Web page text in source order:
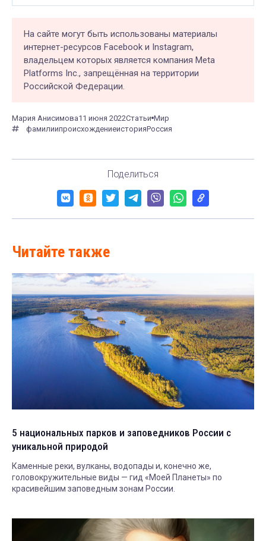
На сайте могут быть использованы материалы
интернет-ресурсов Facebook и Instagram,
владельцем которых является компания Meta
Platforms Inc., запрещённая на территории
Российской Федерации.
Мария Анисимова11 июня 2022Статьи Мир
фамилиипроисхождениеисторияРоссия
Поделиться
Читайте также
5 национальных парков и заповедников России с
уникальной природой
Каменные реки, вулканы, водопады и, конечно же,
головокружительные виды — гид «Моей Планеты» по
красивейшим заповедным зонам России.